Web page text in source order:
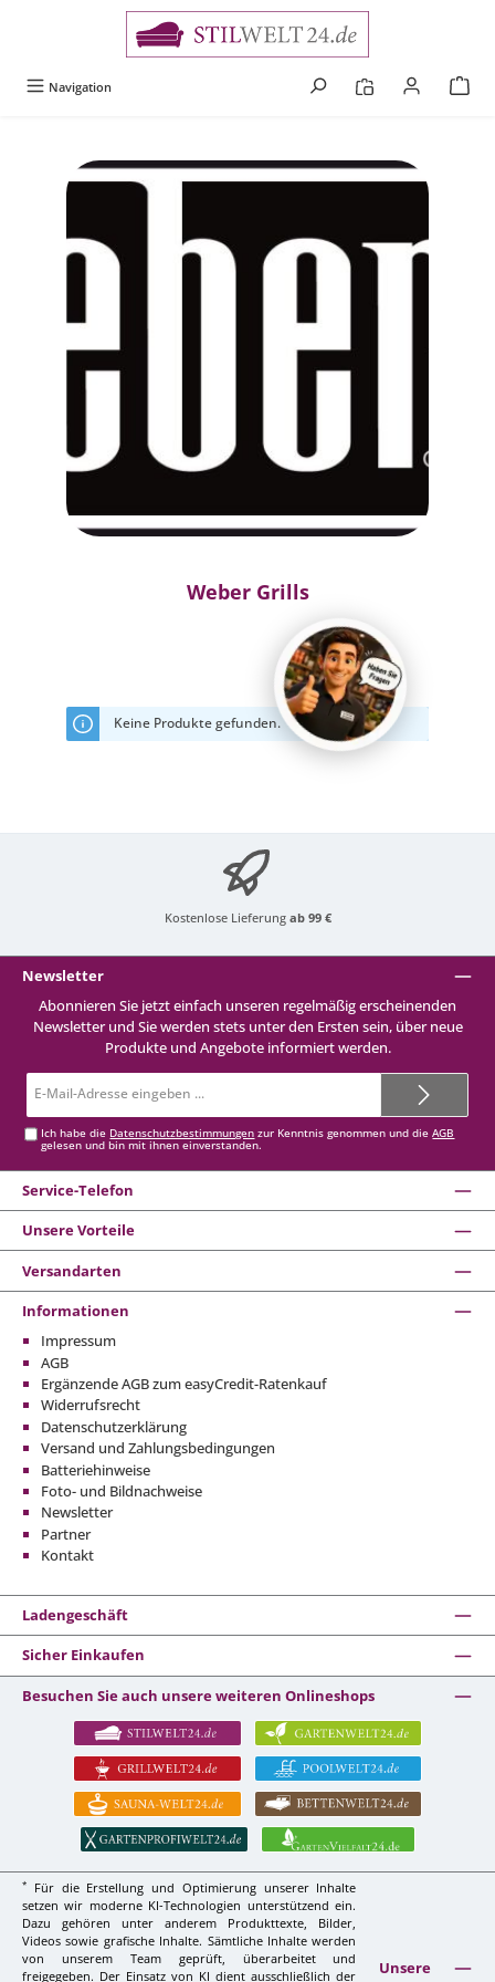
Navigation
Weber Grills
Keine Produkte gefunden.
Kostenlose Lieferung ab 99 €
Newsletter
Abonnieren Sie jetzt einfach unseren regelmäßig erscheinenden
Newsletter und Sie werden stets unter den Ersten sein, über neue
Produkte und Angebote informiert werden.
Mail-
Ich habe die Datenschutzbestimmungen zur Kenntnis genommen und dieAGB
gelesen und bin mit ihnen einverstanden.
Service-Telefon
Unsere Vorteile
Versandarten
Informationen
Impressum
AGB
Ergänzende AGB zum easyCredit-Ratenkauf
Widerrufsrecht
Datenschutzerklärung
Versand und Zahlungsbedingungen
Batteriehinweise
Foto- und Bildnachweise
Newsletter
Partner
Kontakt
Ladengeschäft
Sicher Einkaufen
Besuchen Sie auch unsere weiteren Onlineshops
*
Für die Erstellung und Optimierung unserer Inhalte
setzen wir moderne KI-Technologien unterstützend ein.
Dazu gehören unter anderem Produkttexte, Bilder,
Videos sowie grafische Inhalte. Sämtliche Inhalte werden
von unserem Team geprüft, überarbeitet und
freigegeben. Der Einsatz von KI dient ausschließlich der
Unsere